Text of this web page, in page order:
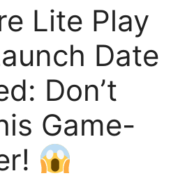
Lite Play
Date
Don’t
Game-